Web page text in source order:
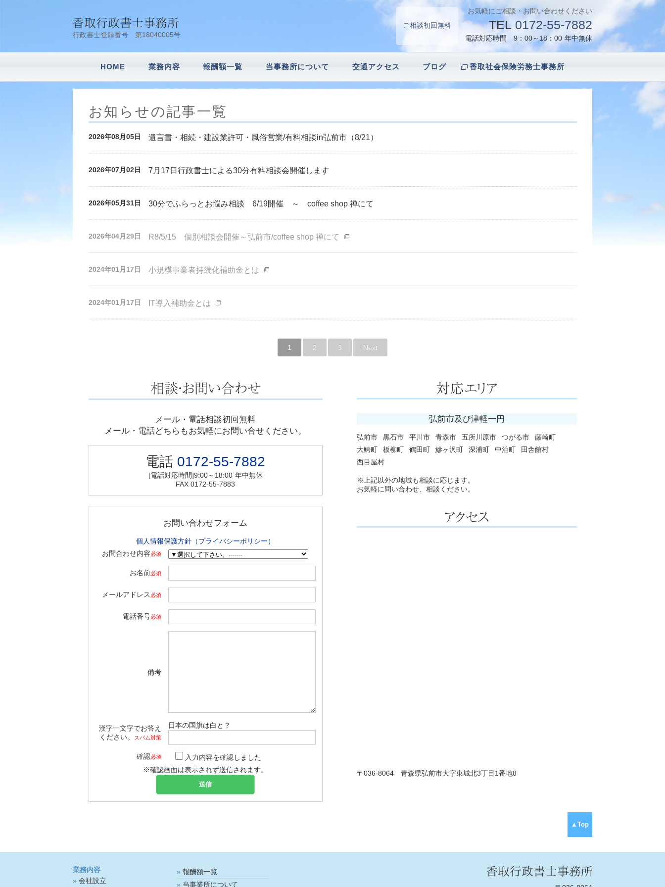
行政書士登録番号 第18040005号
ご相談初回無料
お気軽にご相談・お問い合わせください
TEL 0172-55-7882
電話対応時間 9：00～18：00 年中無休
HOME 業務内容 報酬額一覧 当事務所について 交通アクセス ブログ 香取社会保険労務士事務所
お知らせの記事一覧
2026年08月05日 遺言書・相続・建設業許可・風俗営業/有料相談in弘前市（8/21）
2026年07月02日 7月17日行政書士による30分有料相談会開催します
2026年05月31日 30分でふらっとお悩み相談 6/19開催 ～ coffee shop 禅にて
2026年04月29日 R8/5/15 個別相談会開催～弘前市/coffee shop 禅にて
2024年01月17日 小規模事業者持続化補助金とは
2024年01月17日 IT導入補助金とは
1 2 3 Next
メール・電話相談初回無料
メール・電話どちらもお気軽にお問い合せください。
電話 0172-55-7882
[電話対応時間]9:00～18:00 年中無休
FAX 0172-55-7883
お問い合わせフォーム
個人情報保護方針（プライバシーポリシー）
お問合わせ内容必須
お名前必須
メールアドレス 必須
電話番号必須
備考
漢字一文字でお答え
ください。
スパム対策
日本の国旗は白と？
確認必須
入力内容を確認しました
※確認画面は表示されず送信されます。
弘前市及び津軽一円
弘前市 黒石市 平川市 青森市 五所川原市 つがる市
藤崎町
大鰐町
板柳町 鶴田町 鰺ヶ沢町 深浦町 中泊町
田舎館村
西目屋村
※上記以外の地域も相談に応じます。
お気軽に問い合わせ、相談ください。
〒036-8064 青森県弘前市大字東城北3丁目1番地8
▲Top
業務内容
会社設立
報酬額一覧
当事業所について